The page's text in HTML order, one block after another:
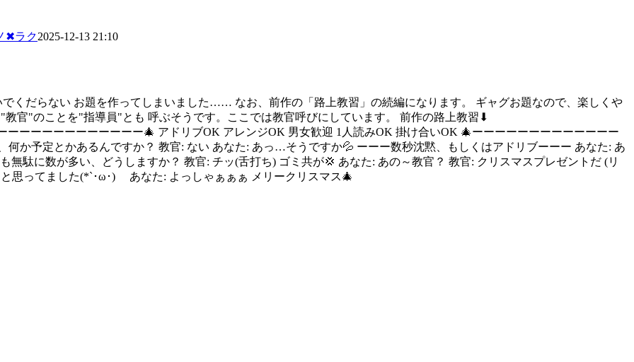
✖︎ラク2025-12-13 21:10
くだらない お題を作ってしまいました…… なお、前作の「路上教習」の続編になります。 ギャグお題なので、楽しくや
官"のことを"指導員"とも 呼ぶそうです。ここでは教官呼びにしています。 前作の路上教習⬇
ーーーーーーーーーーーー🎄 アドリブOK アレンジOK 男女歓迎 1人読みOK 掛け合いOK 🎄ーーーーーーーーーーーーー
何か予定とかあるんですか？ 教官: ない あなた: あっ…そうですか💦 ーーー数秒沈黙、もしくはアドリブーーー あなた: あ
駄に数が多い、どうしますか？ 教官: チッ(舌打ち) ゴミ共が💢 あなた: あの～教官？ 教官: クリスマスプレゼントだ (リ
思ってました(*`･ω･)ゞ あなた: よっしゃぁぁぁ メリークリスマス🎄